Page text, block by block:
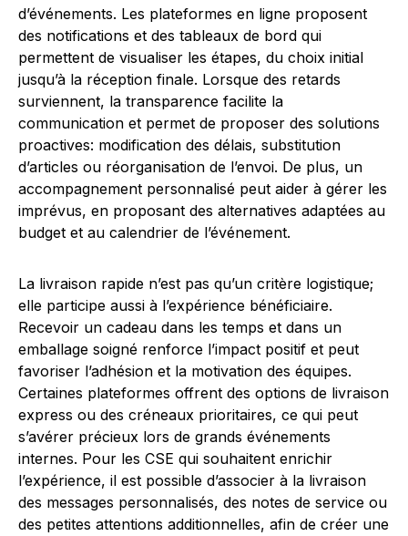
d’événements. Les plateformes en ligne proposent
des notifications et des tableaux de bord qui
permettent de visualiser les étapes, du choix initial
jusqu’à la réception finale. Lorsque des retards
surviennent, la transparence facilite la
communication et permet de proposer des solutions
proactives: modification des délais, substitution
d’articles ou réorganisation de l’envoi. De plus, un
accompagnement personnalisé peut aider à gérer les
imprévus, en proposant des alternatives adaptées au
budget et au calendrier de l’événement.
La livraison rapide n’est pas qu’un critère logistique;
elle participe aussi à l’expérience bénéficiaire.
Recevoir un cadeau dans les temps et dans un
emballage soigné renforce l’impact positif et peut
favoriser l’adhésion et la motivation des équipes.
Certaines plateformes offrent des options de livraison
express ou des créneaux prioritaires, ce qui peut
s’avérer précieux lors de grands événements
internes. Pour les CSE qui souhaitent enrichir
l’expérience, il est possible d’associer à la livraison
des messages personnalisés, des notes de service ou
des petites attentions additionnelles, afin de créer une